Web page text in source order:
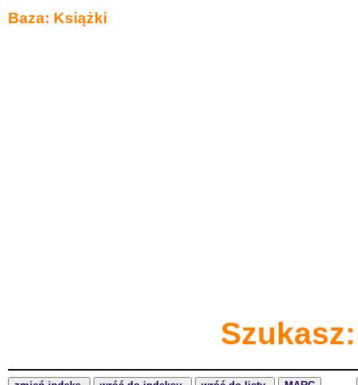
Baza: Książki